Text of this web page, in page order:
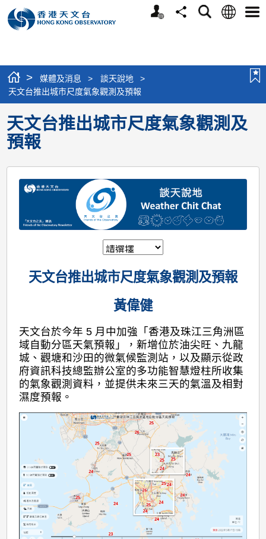
個
分
搜
語
選
> 媒體及消息 > 談天說地
>
天文台推出城市尺度氣象觀測及預報
天文台推出城市尺度氣象觀測及
預報
天文台推出城市尺度氣象觀測及預報
黃偉健
天文台於今年 5 月中加強「香港及珠江三角洲區
域自動分區天氣預報」，新增位於油尖旺、九龍
城、觀塘和沙田的微氣候監測站，以及顯示從政
府資訊科技總監辦公室的多功能智慧燈柱所收集
的氣象觀測資料，並提供未來三天的氣溫及相對
濕度預報。